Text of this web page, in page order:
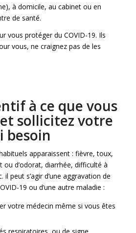
à domicile, au cabinet ou en
de santé.
vous protéger du COVID-19. Ils
vous, ne craignez pas de les
à ce que vous
sollicitez votre
besoin
apparaissent : fièvre, toux,
d’odorat, diarrhée, difficulté à
peut s’agir d’une aggravation de
19 ou d’une autre maladie :
votre médecin même si vous êtes